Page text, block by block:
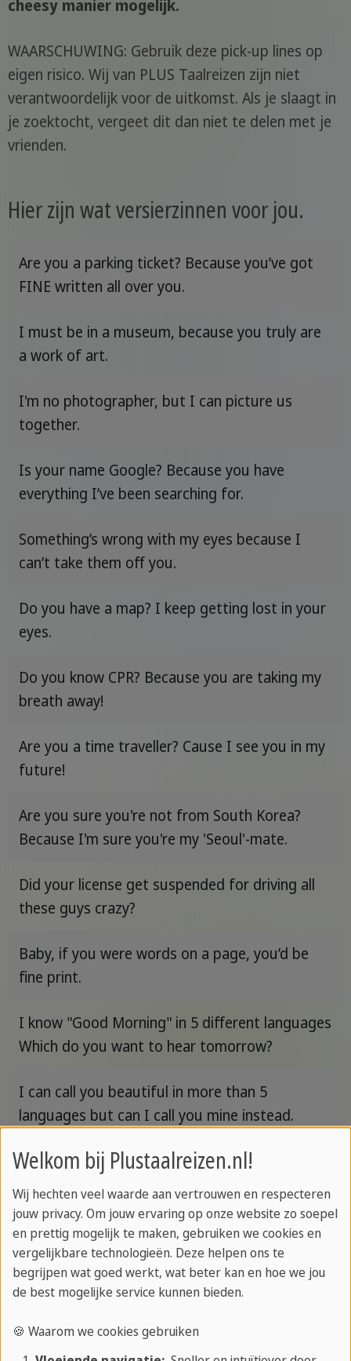
cheesy manier mogelijk.
WAARSCHUWING: Gebruik deze pick-up lines op
eigen risico. Wij van PLUS Taalreizen zijn niet
verantwoordelijk voor de uitkomst. Als je slaagt in
je zoektocht, vergeet dit dan niet te delen met je
vrienden.
Hier zijn wat versierzinnen voor jou.
Are you a parking ticket? Because you’ve got
FINE written all over you.
I must be in a museum, because you truly are
a work of art.
I'm no photographer, but I can picture us
together.
Is your name Google? Because you have
everything I’ve been searching for.
Something’s wrong with my eyes because I
can’t take them off you.
Do you have a map? I keep getting lost in your
eyes.
Do you know CPR? Because you are taking my
breath away!
Are you a time traveller? Cause I see you in my
future!
Are you sure you're not from South Korea?
Because I'm sure you're my 'Seoul'-mate.
Did your license get suspended for driving all
these guys crazy?
Baby, if you were words on a page, you’d be
fine print.
I know "Good Morning" in 5 different languages
Which do you want to hear tomorrow?
I can call you beautiful in more than 5
languages but can I call you mine instead.
Are you from China? Cause I'm China get your
number.
I always enjoyed learning a new tongue, can
you teach me yours.
If you were a vegetable you would be cute-
cumber.
Welkom bij Plustaalreizen.nl!
Wij hechten veel waarde aan vertrouwen en respecteren
jouw privacy. Om jouw ervaring op onze website zo soepel
en prettig mogelijk te maken, gebruiken we cookies en
vergelijkbare technologieën. Deze helpen ons te
begrijpen wat goed werkt, wat beter kan en hoe we jou
de best mogelijke service kunnen bieden.
🍪 Waarom we cookies gebruiken